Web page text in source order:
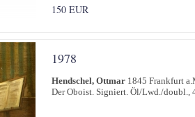
150 EUR
1978
Hendschel, Ottmar 1845 Frankfurt
Der Oboist. Signiert. Öl/Lwd./doubl.,